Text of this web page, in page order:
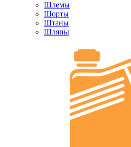
Шлемы
Шорты
Штаны
Шляпы